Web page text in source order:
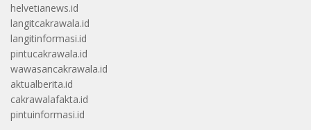
helvetianews.id
langitcakrawala.id
langitinformasi.id
pintucakrawala.id
wawasancakrawala.id
aktualberita.id
cakrawalafakta.id
pintuinformasi.id